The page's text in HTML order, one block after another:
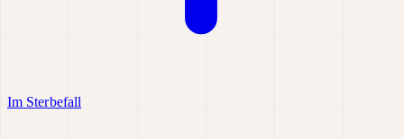
Im Sterbefall